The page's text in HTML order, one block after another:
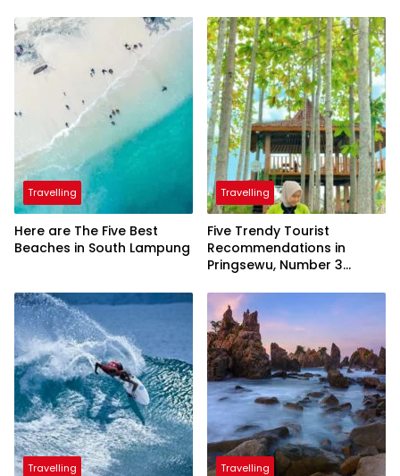
Travelling
Here are The Five Best
Beaches in South Lampung
Travelling
Five Trendy Tourist
Recommendations in
Pringsewu, Number 3
President
Travelling Travelling